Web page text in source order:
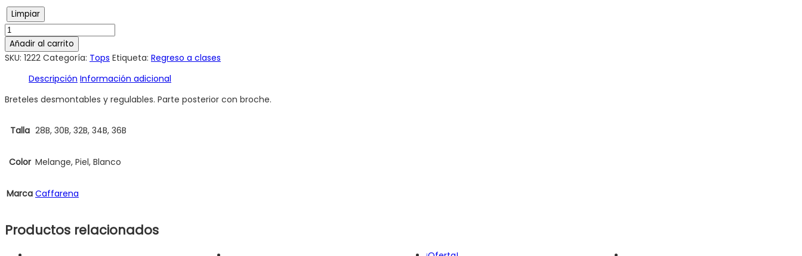
Limpiar
Añadir al carrito
SKU: 1222 Categoría: Tops Etiqueta: Regreso a clases
Descripción Información adicional
Breteles desmontables y regulables. Parte posterior con broche.
Talla 28B, 30B, 32B, 34B, 36B
Color Melange, Piel, Blanco
Marca Caffarena
Productos relacionados